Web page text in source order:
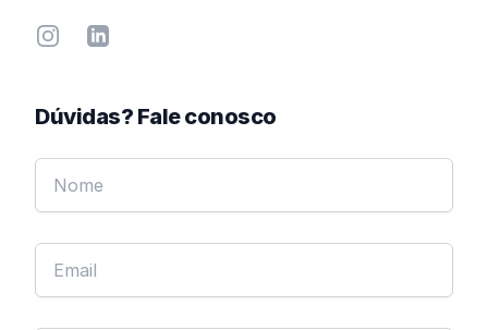
InstagramLinkedin
Dúvidas? Fale conosco